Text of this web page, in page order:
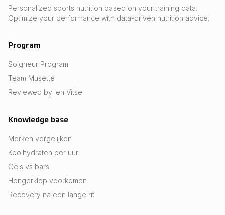
Personalized sports nutrition based on your training data.
Optimize your performance with data-driven nutrition advice.
Program
Soigneur Program
Team Musette
Reviewed by Ien Vitse
Knowledge base
Merken vergelijken
Koolhydraten per uur
Gels vs bars
Hongerklop voorkomen
Recovery na een lange rit